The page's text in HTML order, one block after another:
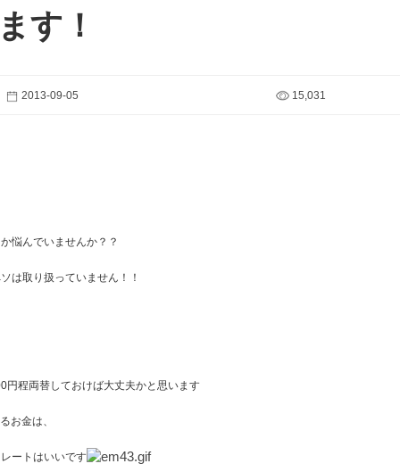
ます！
2013-09-05 15,031
悩んでいませんか？？
は取り扱っていません！！
円程両替しておけば大丈夫かと思います
お金は、
ートはいいです